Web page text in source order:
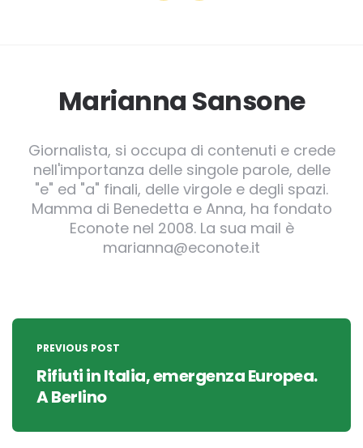
Marianna Sansone
Giornalista, si occupa di contenuti e crede
nell'importanza delle singole parole, delle
"e" ed "a" finali, delle virgole e degli spazi.
Mamma di Benedetta e Anna, ha fondato
Econote nel 2008. La sua mail è
marianna@econote.it
Post
navigation
PREVIOUS POST
Rifiuti in Italia, emergenza Europea.
A Berlino